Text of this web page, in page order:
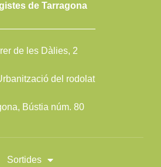
de Tarragona
de les Dàlies, 2
del rodolat
Bústia núm. 80
Sortides